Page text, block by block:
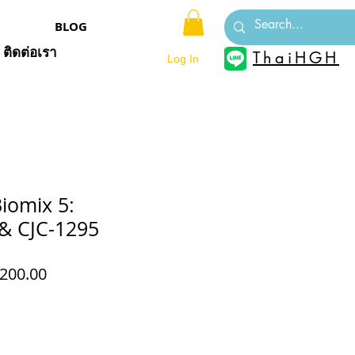
BLOG
Log In
ติดต่อเรา ThaiHGH
5:
CJC-1295
Sale